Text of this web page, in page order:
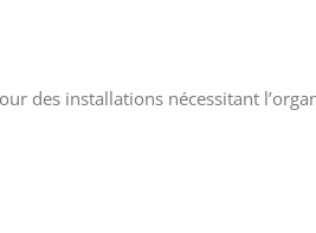
des installations nécessitant